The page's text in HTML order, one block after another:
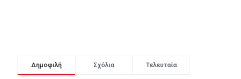
Δημοφιλή Σχόλια Τελευταία